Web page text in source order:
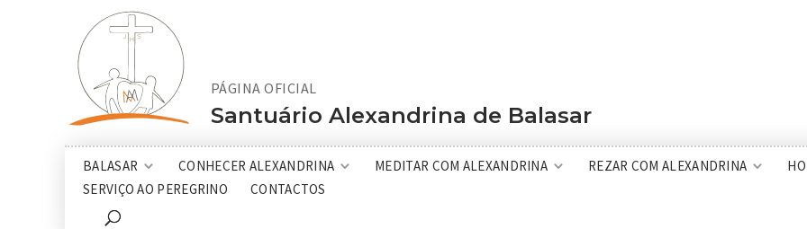
PÁGINA OFICIAL
Santuário Alexandrina de Balasar
BALASAR CONHECER ALEXANDRINA MEDITAR COM ALEXANDRINA REZAR COM ALEXANDRINA
SERVIÇO AO PEREGRINO
CONTACTOS